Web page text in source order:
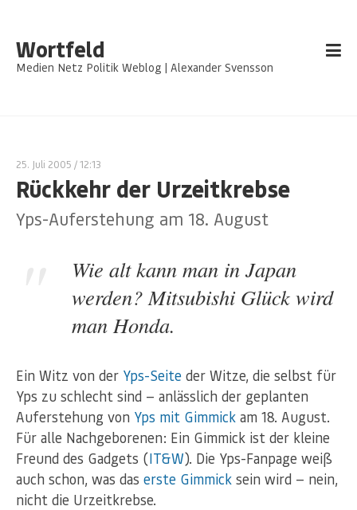
Wortfeld
Medien Netz Politik Weblog | Alexander Svensson
25. Juli 2005 / 12:13
Rückkehr der Urzeitkrebse
Yps-Auferstehung am 18. August
Wie alt kann man in Japan
werden? Mitsubishi Glück wird
man Honda.
Ein Witz von der Yps-Seite der Witze, die selbst für
Yps zu schlecht sind — anlässlich der geplanten
Auferstehung von Yps mit Gimmick am 18. August.
Für alle Nachgeborenen: Ein Gimmick ist der kleine
Freund des Gadgets (IT&W). Die Yps-Fanpage weiß
auch schon, was das erste Gimmick sein wird — nein,
nicht die Urzeitkrebse.